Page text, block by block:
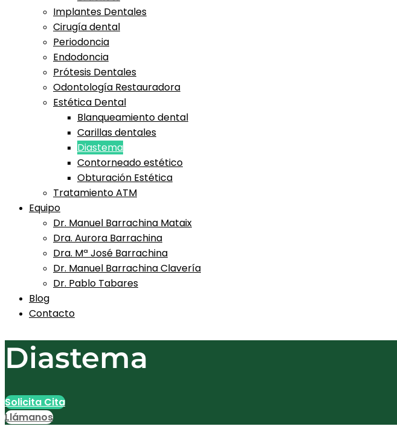
Implantes Dentales
Cirugía dental
Periodoncia
Endodoncia
Prótesis Dentales
Odontología Restauradora
Estética Dental
Blanqueamiento dental
Carillas dentales
Diastema
Contorneado estético
Obturación Estética
Tratamiento ATM
Equipo
Dr. Manuel Barrachina Mataix
Dra. Aurora Barrachina
Dra. Mª José Barrachina
Dr. Manuel Barrachina Clavería
Dr. Pablo Tabares
Blog
Contacto
Diastema
Solicita Cita
Llámanos